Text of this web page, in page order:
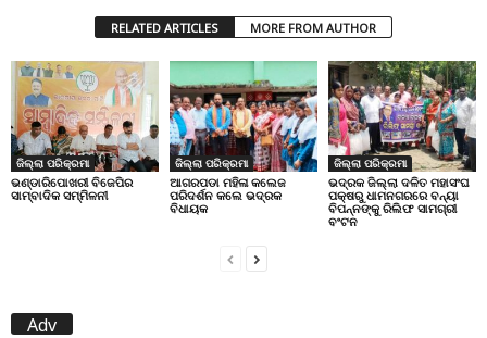
RELATED ARTICLES MORE FROM AUTHOR
ଜିଲ୍ଲା ପରିକ୍ରମା
ଭଣ୍ଡାରିପୋଖରୀ ବିଜେପିର
ସାମ୍ବାଦିକ ସମ୍ମିଳନୀ
ଜିଲ୍ଲା ପରିକ୍ରମା
ଆଗରପଡା ମହିଳା କଲେଜ
ପରିଦର୍ଶନ କଲେ ଭଦ୍ରକ
ବିଧାୟକ
ଜିଲ୍ଲା ପରିକ୍ରମା
ଭଦ୍ରକ ଜିଲ୍ଲା ଦଳିତ ମହାସଂଘ
ପକ୍ଷରୁ ଧାମନଗରରେ ବନ୍ୟା
ବିପନ୍ନଙ୍କୁ ରିଲିଫ ସାମଗ୍ରୀ
ବଂଟନ
Adv